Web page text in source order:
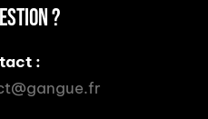
?
: